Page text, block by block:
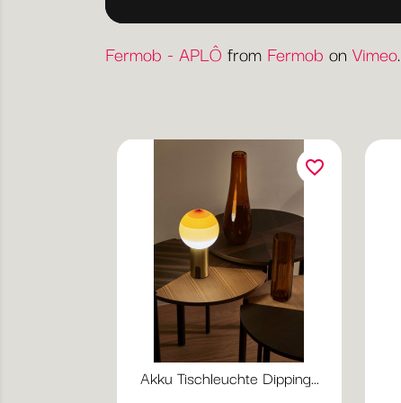
Fermob - APLÔ from Fermob on Vimeo.
Akku Tischleuchte Dipping...
Vorschau
favorite_border